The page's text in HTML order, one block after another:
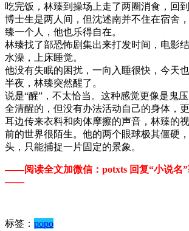
吃完饭，林臻到操场上走了两圈消食，回到
博士生是两人间，但沈述南并不住在宿舍
臻一个人，他也乐得自在。
林臻找了部恐怖剧集出来打发时间，电影
水澡，上床睡觉。
他没有失眠的困扰，一向入睡很快，今天也
半夜，林臻突然醒了。
说是“醒”，不太恰当。这种感觉更像是鬼
全清醒的，但没有办法活动自己的身体，更
耳边传来衣料和肉体摩擦的声音，林臻的
前的世界很陌生。他的两个眼球极其僵硬
头，只能捕捉一片固定的景象。
——阅读全文加微信：potxts 回复“小说名
——
标签： popo